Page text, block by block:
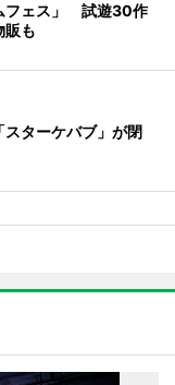
フェス」 試遊30作
販も
ターケバブ」が閉